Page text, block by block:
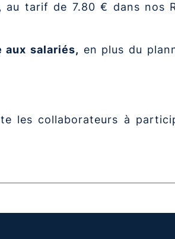
au tarif de 7.80 € dans nos
salariés, en plus du
les collaborateurs à